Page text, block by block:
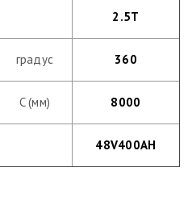
2.5T
градус 360
C (мм) 8000
48V400AH